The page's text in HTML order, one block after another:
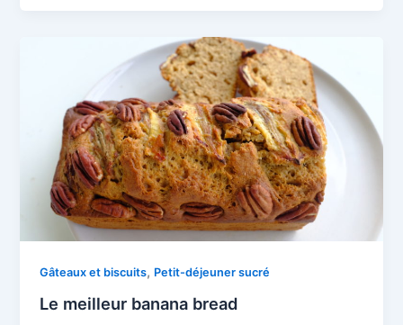
Gâteaux et biscuits, Petit-déjeuner sucré
Le meilleur banana bread